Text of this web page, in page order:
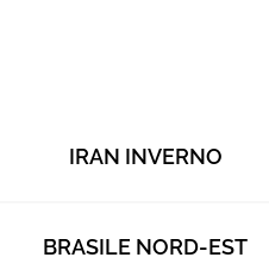
IRAN INVERNO
BRASILE NORD-EST